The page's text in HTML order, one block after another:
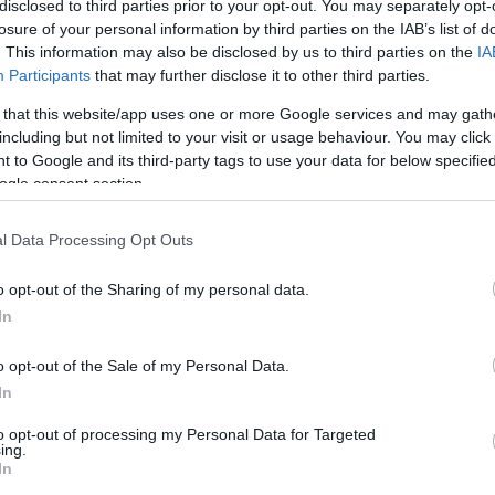
to third parties prior to your opt-out. You may separately
of your personal information by third parties on the IAB’s list of
This information may also be disclosed by us to third parties on the
Participants that may further disclose it to other third parties.
that this website/app uses one or more Google services and may
but not limited to your visit or usage behaviour. You may
to Google and its third-party tags to use your data for below
consent section.
Data Processing Opt Outs
opt-out of the Sharing of my personal data.
opt-out of the Sale of my Personal Data.
opt-out of processing my Personal Data for Targeted
helyében
a döntést
ugyanezt a döntést hoznám” – vallotta be Andrea
Barcelonában.
körrel a futam vége előtt kénytelen volt feladni a
miatt.